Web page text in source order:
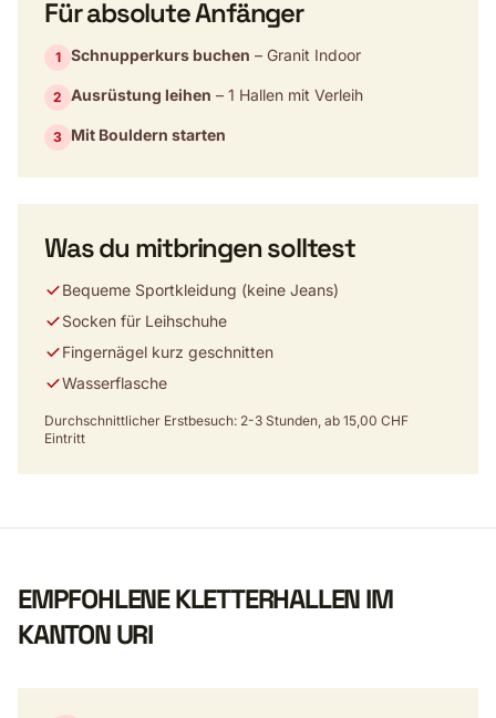
Für absolute Anfänger
1 Schnupperkurs buchen – Granit Indoor
2 Ausrüstung leihen – 1 Hallen mit Verleih
3 Mit Bouldern starten
Was du mitbringen solltest
Bequeme Sportkleidung (keine Jeans)
Socken für Leihschuhe
Fingernägel kurz geschnitten
Wasserflasche
Durchschnittlicher Erstbesuch: 2-3 Stunden, ab 15,00 CHF
Eintritt
EMPFOHLENE KLETTERHALLEN IM
KANTON URI